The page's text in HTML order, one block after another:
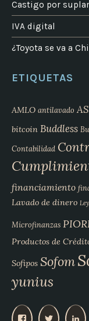
Castigo por
IVA digital
¿Toyota se va a
ETIQUETAS
AMLO antilavado
bitcoin Buddless
Contabilidad
financiamiento
Lavado de dinero
Microfinanzas
Productos de
Sofipos Sofom
yunius